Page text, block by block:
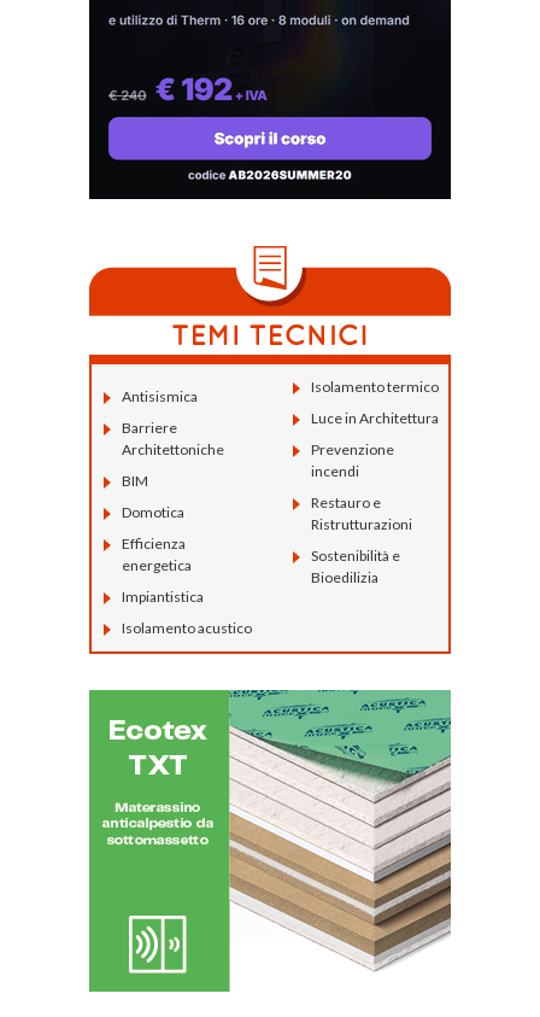
Antisismica
Barriere
Architettoniche
BIM
Domotica
Efficienza
energetica
Impiantistica
Isolamento acustico
Isolamento termico
Luce in Architettura
Prevenzione
incendi
Restauro e
Ristrutturazioni
Sostenibilità e
Bioedilizia